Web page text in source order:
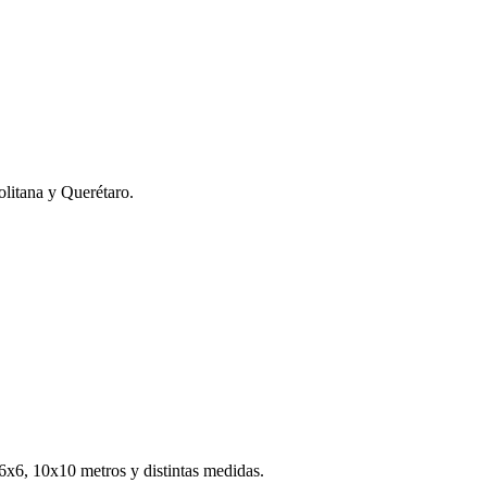
y Querétaro.
10x10 metros y distintas medidas.